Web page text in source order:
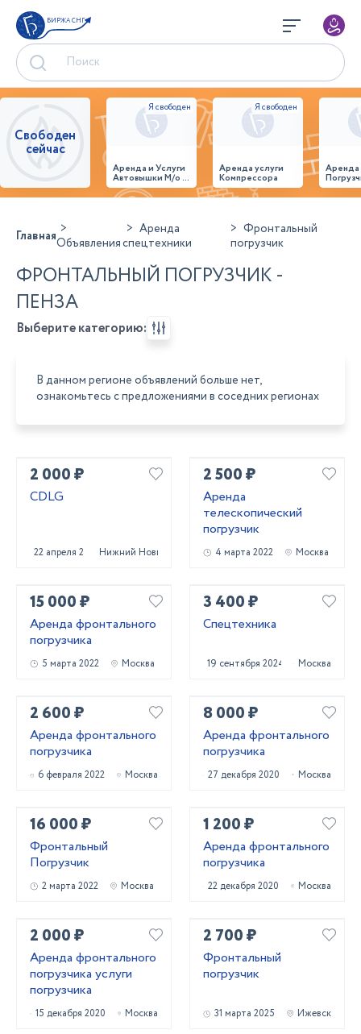
БИРЖА СНГ
Свободен
сейчас
Аренда и Услуги
Автовышки М/о г.
Домодедово
26,28,32 место
Аренда услуги
Компрессора
ГлавнаяОбъявления
Аренда
спецтехники
Фронтальный
погрузчик
ФРОНТАЛЬНЫЙ ПОГРУЗЧИК -
ПЕНЗА
Выберите категорию:
В данном регионе объявлений больше нет,
ознакомьтесь с предложениями в соседних регионах
2 000 ₽
CDLG
22 апреля 2022 Нижний Новгород
2 500 ₽
Аренда
телескопический
погрузчик
4 марта 2022 Москва
15 000 ₽
Аренда фронтального
погрузчика
5 марта 2022 Москва
3 400 ₽
Спецтехника
19 сентября 2024 Москва
2 600 ₽
Аренда фронтального
погрузчика
6 февраля 2022 Москва
8 000 ₽
Аренда фронтального
погрузчика
27 декабря 2020 Москва
16 000 ₽
Фронтальный
Погрузчик
2 марта 2022 Москва
1 200 ₽
Аренда фронтального
погрузчика
22 декабря 2020 Москва
2 000 ₽
Аренда фронтального
погрузчика услуги
погрузчика
15 декабря 2020 Москва
2 700 ₽
Фронтальный
погрузчик
31 марта 2025 Ижевск